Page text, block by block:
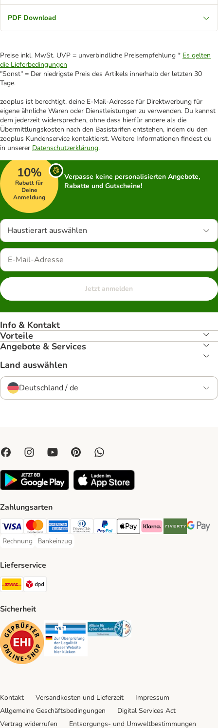
PDF Download
Preise inkl. MwSt. UVP = unverbindliche Preisempfehlung * Es gelten
die Lieferbedingungen
"Sonst" = Der niedrigste Preis des Artikels innerhalb der letzten 30
Tage.
zooplus ist berechtigt, deine E-Mail-Adresse für Direktwerbung für
eigene ähnliche Waren oder Dienstleistungen zu verwenden. Du kannst
dem jederzeit widersprechen, ohne dass hierfür andere als die
Übermittlungskosten nach den Basistarifen entstehen, indem du den
zooplus Kundenservice kontaktierst. Weitere Informationen findest du
in unserer Datenschutzerklärung.
10%
Rabatt für
Deine
Anmeldung
Verpasse keine personalisierten Angebote,
Rabatte und Gutscheine!
Haustierart auswählen
Jetzt anmelden
Info & Kontakt
Vorteile
Angebote & Services
Land auswählen
Deutschland / de
Zahlungsarten
Visa Payment Method
Mastercard Payment Method
American Express Payment Method
Diners Club Payment Method
PayPal Payment Method
Apple Pay Payment Method
Klarna Payment Method
Riverty Payment
Google
Rechnung
Rechnung Payment Method
Bankeinzug
Bankeinzug Payment Method
Lieferservice
DHL Shipping Method
Sicherheit
Security Security Security
Kontakt Versandkosten und Lieferzeit
Impressum
Allgemeine Geschäftsbedingungen
Digital Services Act
Vertrag widerrufen
Entsorgungs- und Umweltbestimmungen